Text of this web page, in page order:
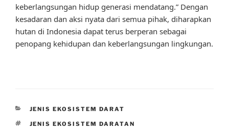
keberlangsungan hidup generasi mendatang.” Dengan
kesadaran dan aksi nyata dari semua pihak, diharapkan
hutan di Indonesia dapat terus berperan sebagai
penopang kehidupan dan keberlangsungan lingkungan.
CATEGORIES
JENIS EKOSISTEM DARAT
TAGS
JENIS EKOSISTEM DARATAN